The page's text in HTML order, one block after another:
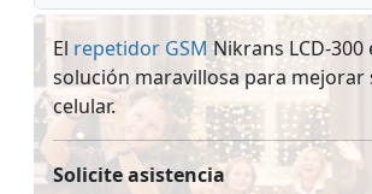
El repetidor GSM Nikrans LCD-300
solución maravillosa para mejorar
celular.
Solicite asistencia